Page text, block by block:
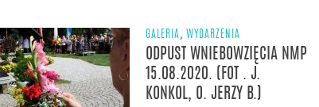
GALERIA, WYDARZENIA
ODPUST WNIEBOWZIĘCIA NMP
15.08.2020. (FOT . J.
KONKOL, O. JERZY B.)